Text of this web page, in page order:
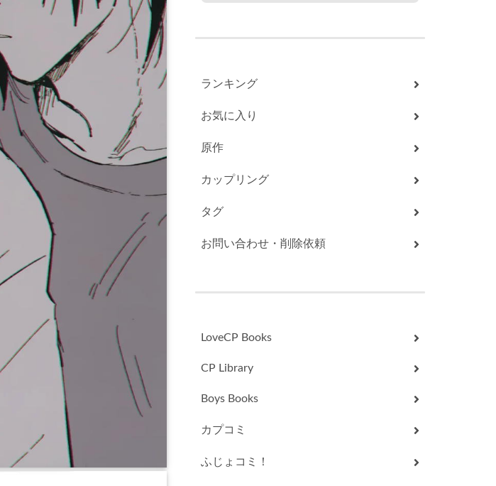
ランキング
お気に入り
原作
カップリング
タグ
お問い合わせ・削除依頼
LoveCP Books
CP Library
Boys Books
カプコミ
ふじょコミ！